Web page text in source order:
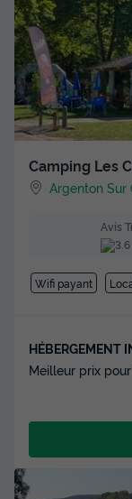
Camping Les
Argenton Sur
Avis
Wifi payant
HÉBERGEMENT
Meilleur prix